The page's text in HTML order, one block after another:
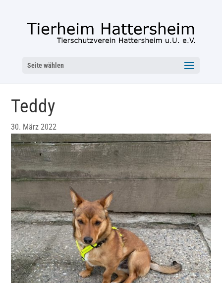
Seite wählen
Teddy
30. März 2022